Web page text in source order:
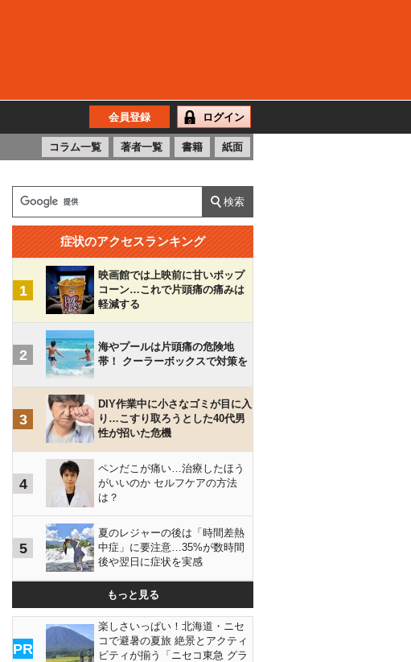
会員登録 ログイン
コラム一覧 著者一覧 書籍 紙面
症状のアクセスランキング
1
映画館では上映前に甘いポップ
コーン…これで片頭痛の痛みは
軽減する
2
海やプールは片頭痛の危険地
帯！ クーラーボックスで対策を
3
DIY作業中に小さなゴミが目に入
り…こすり取ろうとした40代男
性が招いた危機
4
ペンだこが痛い…治療したほう
がいいのか セルフケアの方法
は？
5
夏のレジャーの後は「時間差熱
中症」に要注意…35%が数時間
後や翌日に症状を実感
もっと見る
PR
楽しさいっぱい！北海道・ニセ
コで避暑の夏旅 絶景とアクティ
ビティが揃う「ニセコ東急 グラ